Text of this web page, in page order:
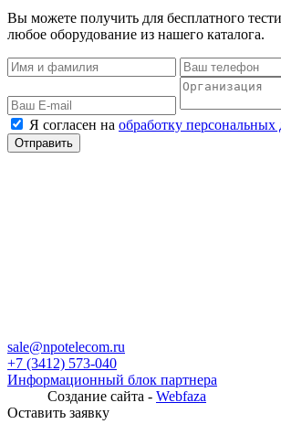
Вы можете получить для бесплатного
любое оборудование из нашего каталога.
Я согласен на обработку
sale@npotelecom.ru
+7 (3412) 573-040
Информационный блок партнера
Создание сайта - Webfaza
Оставить заявку